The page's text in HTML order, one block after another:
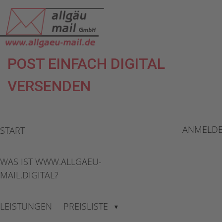
POST EINFACH DIGITAL
VERSENDEN
START
WAS IST WWW.ALLGAEU-
MAIL.DIGITAL?
LEISTUNGEN
PREISLISTE